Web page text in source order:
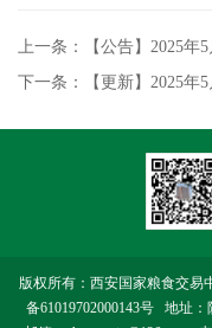
版权所有：西安国家粮食交易
备61019702000143号地址：